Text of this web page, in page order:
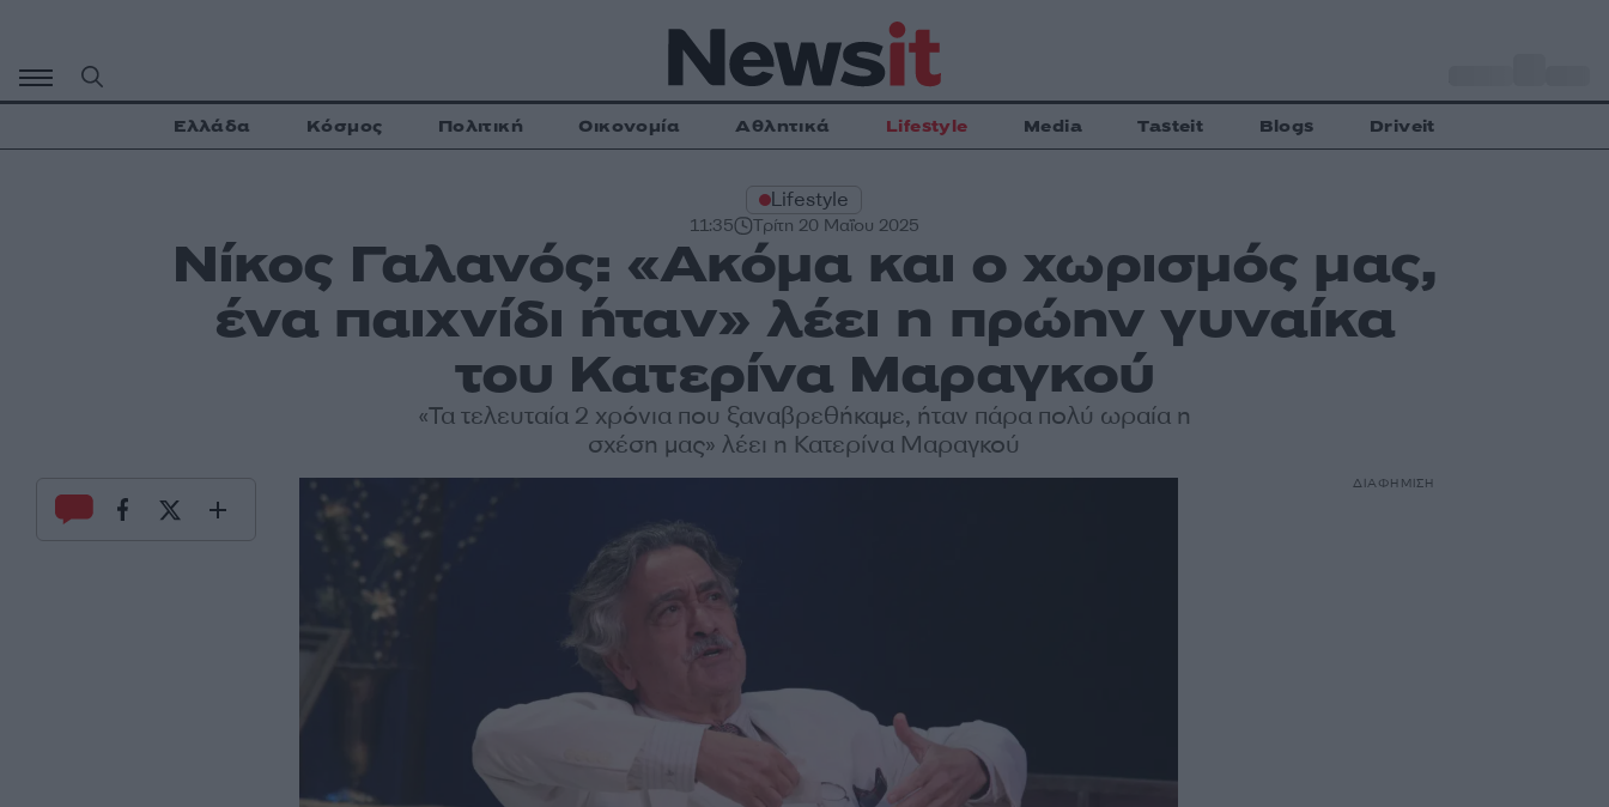
περιεχόμενο
Ελλάδα Κόσμος Πολιτική Οικονομία Αθλητικά Lifestyle Media Tasteit Blogs Driveit
Lifestyle
11:35 Τρίτη 20 Μαΐου 2025
Νίκος Γαλανός: «Ακόμα και ο χωρισμός μας,
ένα παιχνίδι ήταν» λέει η πρώην γυναίκα
του Κατερίνα Μαραγκού
«Τα τελευταία 2 χρόνια που ξαναβρεθήκαμε, ήταν πάρα πολύ ωραία η
σχέση μας» λέει η Κατερίνα Μαραγκού
ΔΙΑΦΗΜΙΣΗ